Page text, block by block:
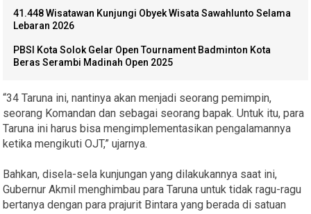
41.448 Wisatawan Kunjungi Obyek Wisata Sawahlunto Selama
Lebaran 2026
PBSI Kota Solok Gelar Open Tournament Badminton Kota
Beras Serambi Madinah Open 2025
“34 Taruna ini, nantinya akan menjadi seorang pemimpin,
seorang Komandan dan sebagai seorang bapak. Untuk itu, para
Taruna ini harus bisa mengimplementasikan pengalamannya
ketika mengikuti OJT,” ujarnya.
Bahkan, disela-sela kunjungan yang dilakukannya saat ini,
Gubernur Akmil menghimbau para Taruna untuk tidak ragu-ragu
bertanya dengan para prajurit Bintara yang berada di satuan